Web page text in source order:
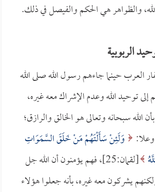
والظواهر هي الحكم والفيصل في ذلك.
الربوبية
العرب حينما جاءهم رسول الله صلى الله
توحيد الله وعدم الإشراك معه غيره،
الله سبحانه وتعالى هو الخالق والرازق؛
وَلَئِنْ سَأَلْتَهُمْ مَنْ خَلَقَ السَّمَوَاتِ
[لقمان:25]، فهم يؤمنون أن الله جل
يشركون معه غيره، بأنه جعلوا هؤلاء